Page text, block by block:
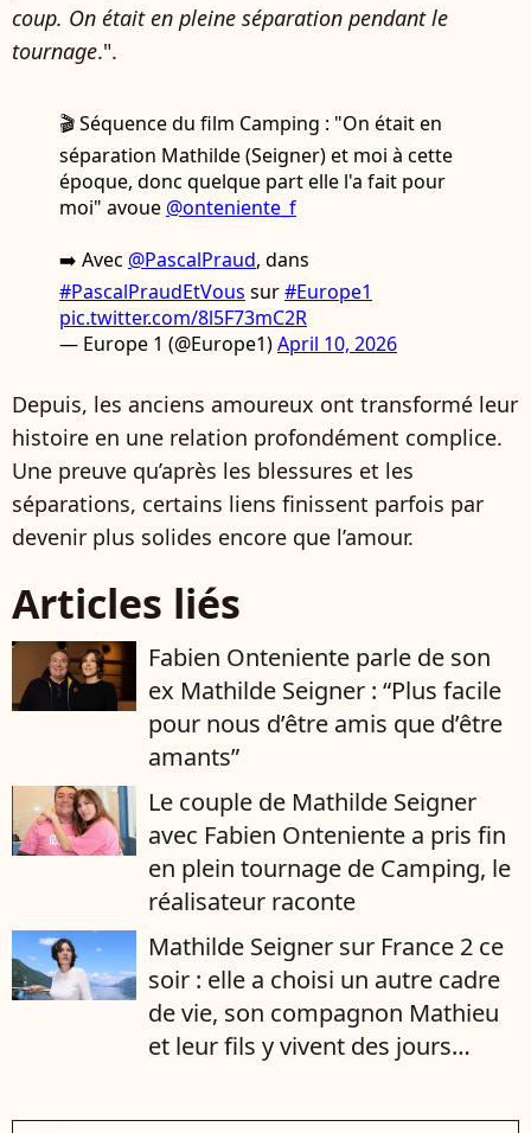
coup. On était en pleine séparation pendant le
tournage.".
🎬 Séquence du film Camping : "On était en
séparation Mathilde (Seigner) et moi à cette
époque, donc quelque part elle l'a fait pour
moi" avoue @onteniente_f
➡️ Avec @PascalPraud, dans
#PascalPraudEtVous sur#Europe1
pic.twitter.com/8l5F73mC2R
— Europe 1 (@Europe1)April 10, 2026
Depuis, les anciens amoureux ont transformé leur
histoire en une relation profondément complice.
Une preuve qu’après les blessures et les
séparations, certains liens finissent parfois par
devenir plus solides encore que l’amour.
Articles liés
Fabien Onteniente parle de son
ex Mathilde Seigner : “Plus facile
pour nous d’être amis que d’être
amants”
Le couple de Mathilde Seigner
avec Fabien Onteniente a pris fin
en plein tournage de Camping, le
réalisateur raconte
Mathilde Seigner sur France 2 ce
soir : elle a choisi un autre cadre
de vie, son compagnon Mathieu
et leur fils y vivent des jours